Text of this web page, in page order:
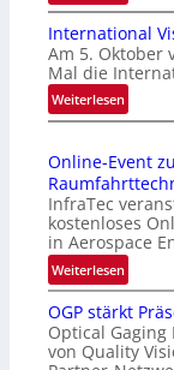
H
o
m
e
p
a
e
‚
H
y
p
e
r
s
p
International
Am 5. Oktober
Mal die
Weiterlesen:
I
t
e
r
n
a
t
o
n
Online-Event
InfraTec
kostenloses
in Aerospace
Weiterlesen:
O
n
l
i
OGP stärkt
Optical Gaging
von Quality